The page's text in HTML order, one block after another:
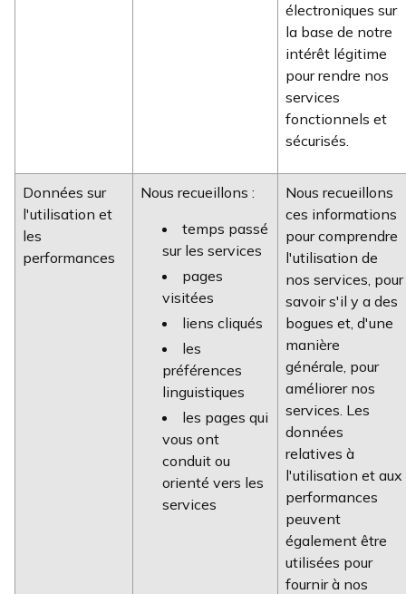
électroniques sur
la base de notre
intérêt légitime
pour rendre nos
services
fonctionnels et
sécurisés.
Données sur
l'utilisation et
les
performances
Nous recueillons :
temps passé
sur les services
pages
visitées
liens cliqués
les
préférences
linguistiques
les pages qui
vous ont
conduit ou
orienté vers les
services
Nous recueillons
ces informations
pour comprendre
l'utilisation de
nos services, pour
savoir s'il y a des
bogues et, d'une
manière
générale, pour
améliorer nos
services. Les
données
relatives à
l'utilisation et aux
performances
peuvent
également être
utilisées pour
fournir à nos